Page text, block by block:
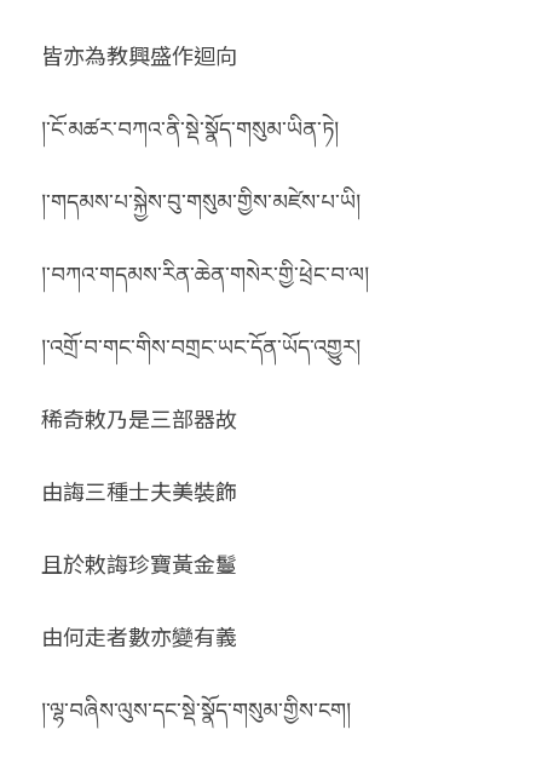
皆亦為教興盛作迴向
།་ངོ་མཚར་བཀའ་ནི་སྡེ་སྣོད་གསུམ་ཡིན་ཏེ།
།་གདམས་པ་སྐྱེས་བུ་གསུམ་གྱིས་མཛེས་པ་ཡི།
།་བཀའ་གདམས་རིན་ཆེན་གསེར་གྱི་ཕྲེང་བ་ལ།
།་འགྲོ་བ་གང་གིས་བགྲང་ཡང་དོན་ཡོད་འགྱུར།
稀奇敕乃是三部器故
由誨三種士夫美裝飾
且於敕誨珍寶黃金鬘
由何走者數亦變有義
།་ལྷ་བཞིས་ལུས་དང་སྡེ་སྣོད་གསུམ་གྱིས་ངག།